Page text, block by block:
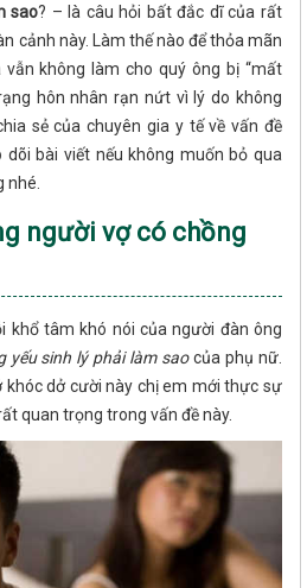
sao? – là câu hỏi bất đắc dĩ của rất
cảnh này. Làm thế nào để thỏa mãn
không làm cho quý ông bị “mất
hôn nhân rạn nứt vì lý do không
sẻ của chuyên gia y tế về vấn đề
bài viết nếu không muốn bỏ qua
người vợ có chồng
khổ tâm khó nói của người đàn ông
yếu sinh lý phải làm saocủa phụ nữ.
khóc dở cười này chị em mới thực sự
quan trọng trong vấn đề này.